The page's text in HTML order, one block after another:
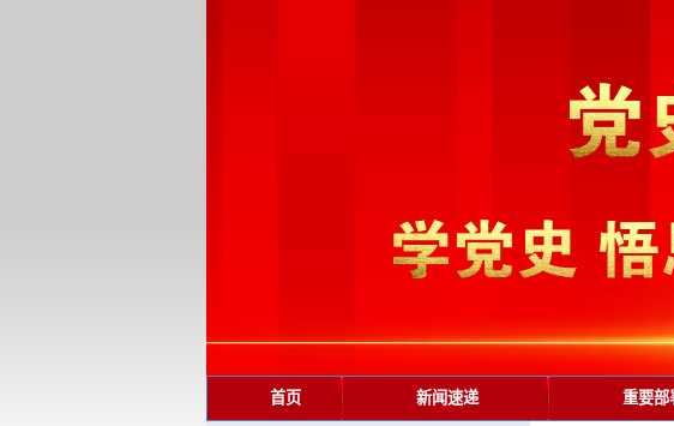
首页 新闻速递 重要部